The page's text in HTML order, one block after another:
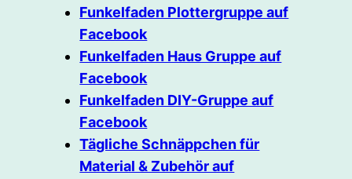
Funkelfaden Plottergruppe auf
Facebook
Funkelfaden Haus Gruppe auf
Facebook
Funkelfaden DIY-Gruppe auf
Facebook
Tägliche Schnäppchen für
Material & Zubehör auf